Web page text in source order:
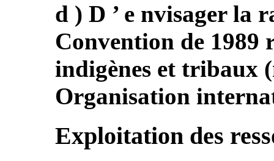
d ) D ’ e nvisager la
Convention de 1989
indigènes et tribaux
Organisation
Exploitation des